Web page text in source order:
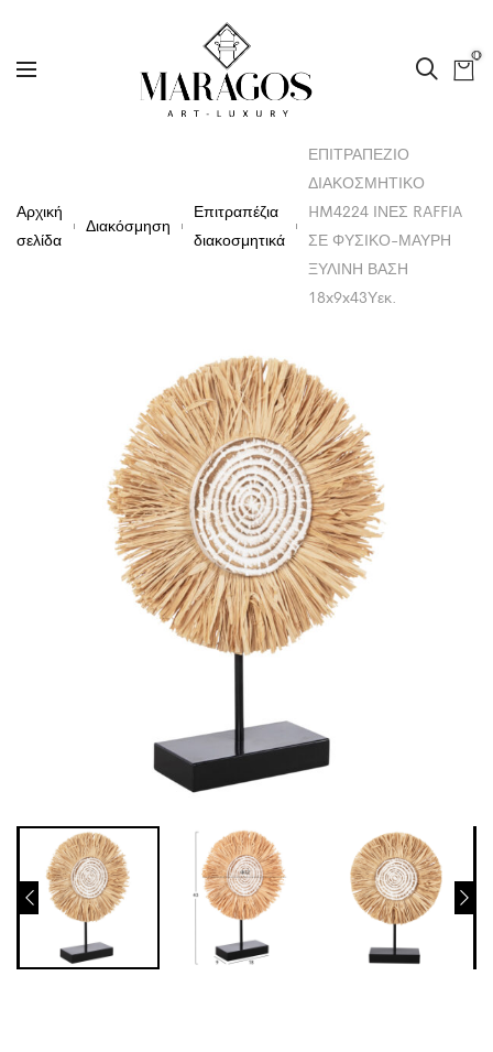
0
Αρχική
σελίδα
Διακόσμηση
Επιτραπέζια
διακοσμητικά
ΕΠΙΤΡΑΠΕΖΙΟ
ΔΙΑΚΟΣΜΗΤΙΚΟ
HM4224 ΙΝΕΣ RAFFIA
ΣΕ ΦΥΣΙΚΟ-ΜΑΥΡΗ
ΞΥΛΙΝΗ ΒΑΣΗ
18x9x43Υεκ.